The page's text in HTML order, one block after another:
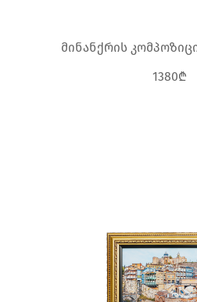
მინანქრის
1380₾